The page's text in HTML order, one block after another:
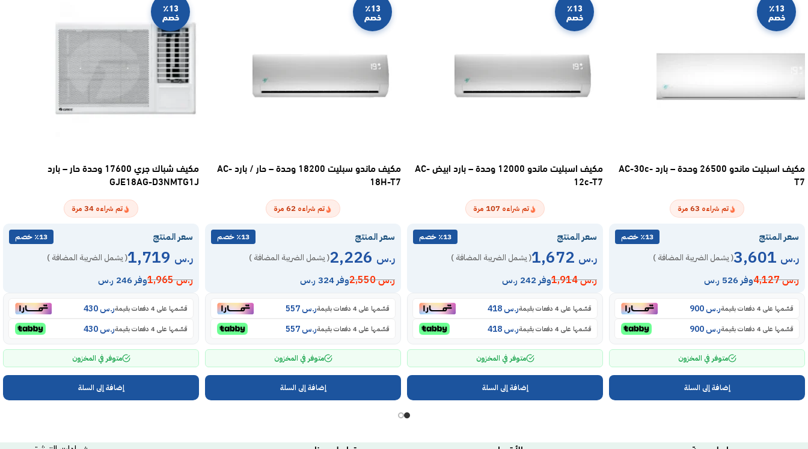
٪13
خصم
مكيف اسبليت ماندو 26500 وحدة – بارد AC-30c-
T7
تم شراءه 63 مرة
سعر المنتج ٪13 خصم
ر.س ( يشمل الضريبة المضافة )
ر.س4,127 وفر 526 ر.س
قسّمها على 4 دفعات بقيمة ر.س
قسّمها على 4 دفعات بقيمة ر.س
متوفر في المخزون
إضافة إلى السلة
٪13
خصم
مكيف اسبليت ماندو 12000 وحدة – بارد ابيض AC-
12c-T7
تم شراءه 107 مرة
سعر المنتج ٪13 خصم
ر.س ( يشمل الضريبة المضافة )
ر.س1,914 وفر 242 ر.س
قسّمها على 4 دفعات بقيمة ر.س
قسّمها على 4 دفعات بقيمة ر.س
متوفر في المخزون
إضافة إلى السلة
٪13
خصم
مكيف ماندو سبليت 18200 وحدة – حار / بارد AC-
18H-T7
تم شراءه 62 مرة
سعر المنتج ٪13 خصم
ر.س ( يشمل الضريبة المضافة )
ر.س2,550 وفر 324 ر.س
قسّمها على 4 دفعات بقيمة ر.س
قسّمها على 4 دفعات بقيمة ر.س
متوفر في المخزون
إضافة إلى السلة
٪13
خصم
مكيف شباك جري 17600 وحدة حار – بارد
GJE18AG-D3NMTG1J
تم شراءه 34 مرة
سعر المنتج ٪13 خصم
ر.س ( يشمل الضريبة المضافة )
ر.س1,965 وفر 246 ر.س
قسّمها على 4 دفعات بقيمة ر.س
قسّمها على 4 دفعات بقيمة ر.س
متوفر في المخزون
إضافة إلى السلة